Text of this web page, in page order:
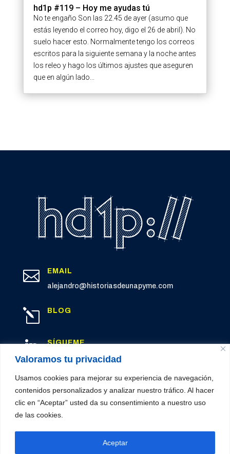
Valoramos tu privacidad
Usamos cookies para mejorar su experiencia de navegación,
contenidos personalizados y analizar nuestro tráfico. Al hacer
clic en “Aceptar” usted da su consentimiento a nuestro uso
de las cookies.
Aceptar
hd1p #119 – Hoy me ayudas tú
No te engaño Son las 22.45 de ayer (asumo que
estás leyendo el correo hoy, digo el 26 de abril). No
suelo hacer esto. Normalmente tengo los correos
escritos para la siguiente semana y la noche antes
los releo y hago los últimos ajustes que aseguren
que en algún lado...

EMAIL
alejandro@historiasdeunapyme.com
l BLOG
 SÍGUEME
LinkedIn
© 2026 Historias de una PYME
Política de privacidad|Cookies|Aviso legal